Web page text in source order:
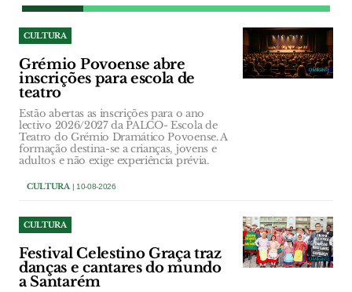
CULTURA
Grémio Povoense abre
inscrições para escola de
teatro
Estão abertas as inscrições para o ano
lectivo 2026/2027 da PALCO- Escola de
Teatro do Grémio Dramático Povoense. A
formação destina-se a crianças, jovens e
adultos e não exige experiência prévia.
CULTURA| 10-08-2026
CULTURA
Festival Celestino Graça traz
danças e cantares do mundo
a Santarém